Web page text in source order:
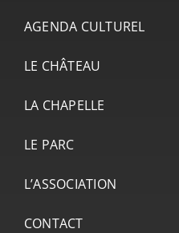
AGENDA CULTUREL
LE CHÂTEAU
LA CHAPELLE
LE PARC
L’ASSOCIATION
CONTACT